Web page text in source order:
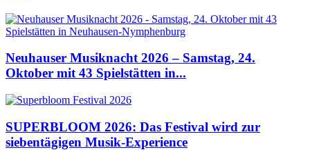
Neuhauser Musiknacht 2026 – Samstag, 24.
Oktober mit 43 Spielstätten in...
SUPERBLOOM 2026: Das Festival wird zur
siebentägigen Musik-Experience